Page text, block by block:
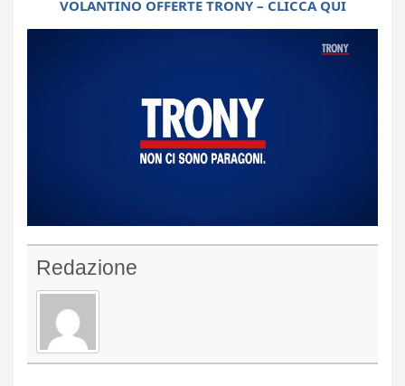
VOLANTINO OFFERTE TRONY – CLICCA QUI
Redazione